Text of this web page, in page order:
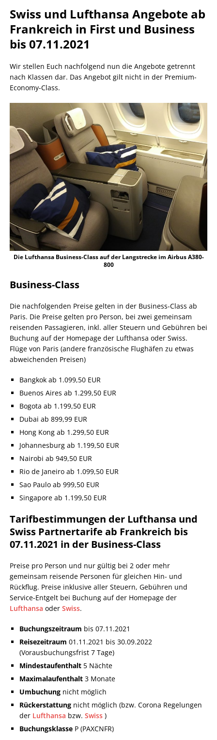
Swiss und Lufthansa Angebote ab
Frankreich in First und Business
bis 07.11.2021
Wir stellen Euch nachfolgend nun die Angebote getrennt
nach Klassen dar. Das Angebot gilt nicht in der Premium-
Economy-Class.
Die Lufthansa Business-Class auf der Langstrecke im Airbus A380-
800
Business-Class
Die nachfolgenden Preise gelten in der Business-Class ab
Paris. Die Preise gelten pro Person, bei zwei gemeinsam
reisenden Passagieren, inkl. aller Steuern und Gebühren bei
Buchung auf der Homepage der Lufthansa oder Swiss.
Flüge von Paris (andere französische Flughäfen zu etwas
abweichenden Preisen)
Bangkok ab 1.099,50 EUR
Buenos Aires ab 1.299,50 EUR
Bogota ab 1.199,50 EUR
Dubai ab 899,99 EUR
Hong Kong ab 1.299,50 EUR
Johannesburg ab 1.199,50 EUR
Nairobi ab 949,50 EUR
Rio de Janeiro ab 1.099,50 EUR
Sao Paulo ab 999,50 EUR
Singapore ab 1.199,50 EUR
Tarifbestimmungen der Lufthansa und
Swiss Partnertarife ab Frankreich bis
07.11.2021 in der Business-Class
Preise pro Person und nur gültig bei 2 oder mehr
gemeinsam reisende Personen für gleichen Hin- und
Rückflug. Preise inklusive aller Steuern, Gebühren und
Service-Entgelt bei Buchung auf der Homepage der
Lufthansa oder Swiss.
Buchungszeitraum bis 07.11.2021
Reisezeitraum 01.11.2021 bis 30.09.2022
(Vorausbuchungsfrist 7 Tage)
Mindestaufenthalt 5 Nächte
Maximalaufenthalt 3 Monate
Umbuchung nicht möglich
Rückerstattung nicht möglich (bzw. Corona Regelungen
der Lufthansa bzw. Swiss )
Buchungsklasse P (PAXCNFR)